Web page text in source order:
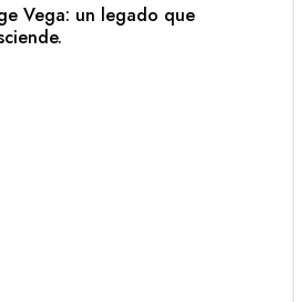
Vega: un legado que